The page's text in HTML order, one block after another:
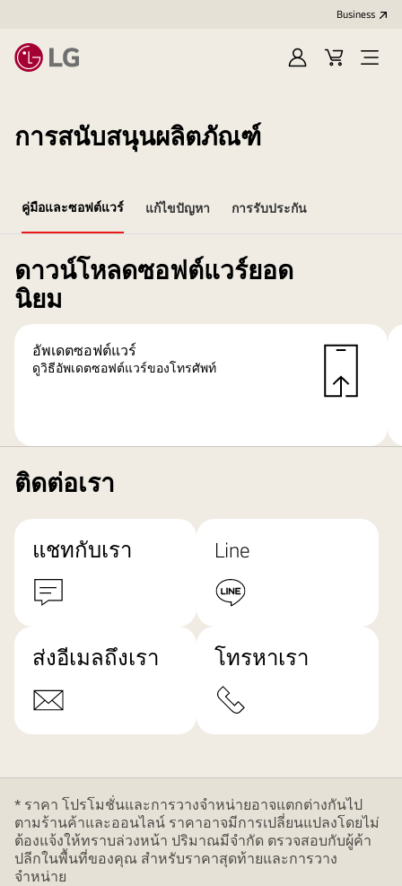
Business
Sign
Cart
Open
การสนับสนุนผลิตภัณฑ์
คู่มือและซอฟต์แวร์ แก้ไขปัญหา การรับประกัน
ดาวน์โหลดซอฟต์แวร์ยอด
นิยม
อัพเดตซอฟต์แวร์
ดูวิธีอัพเดตซอฟต์แวร์ของโทรศัพท์
ติดต่อเรา
แชทกับเรา Line
ส่งอีเมลถึงเรา โทรหาเรา
* ราคา โปรโมชั่นและการวางจำหน่ายอาจแตกต่างกันไป
ตามร้านค้าและออนไลน์ ราคาอาจมีการเปลี่ยนแปลงโดยไม่
ต้องแจ้งให้ทราบล่วงหน้า ปริมาณมีจำกัด ตรวจสอบกับผู้ค้า
ปลีกในพื้นที่ของคุณ สำหรับราคาสุดท้ายและการวาง
จำหน่าย